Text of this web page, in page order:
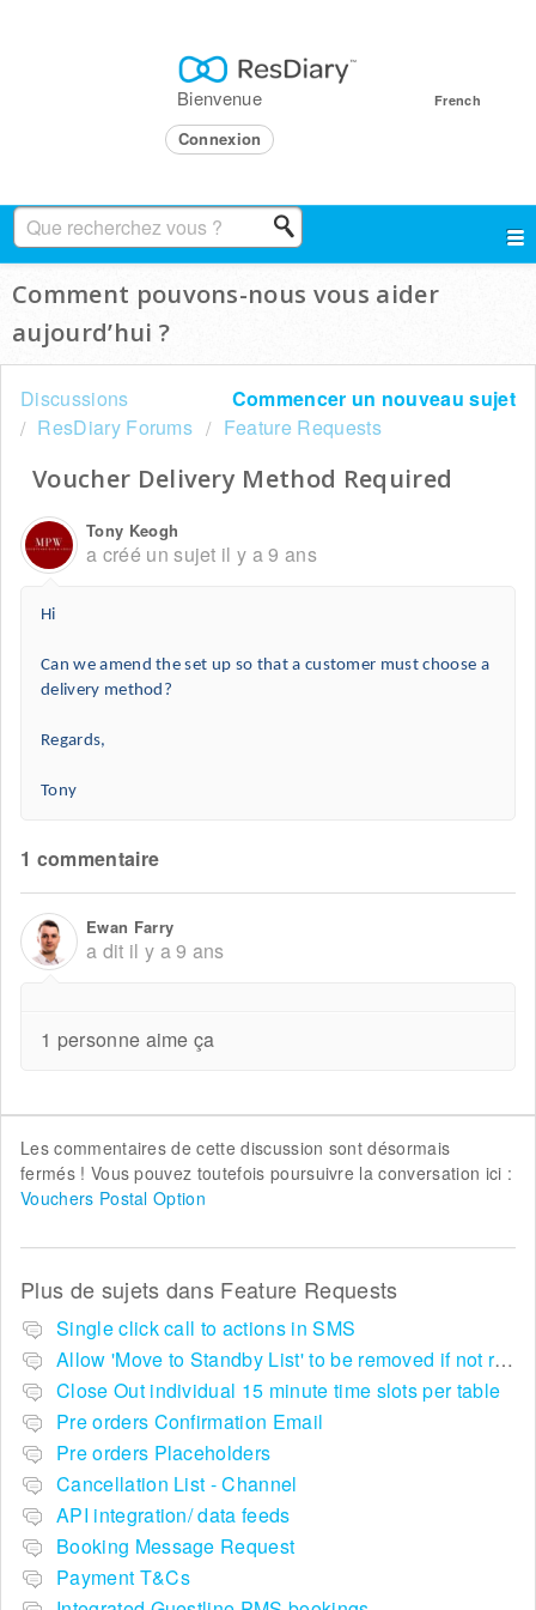
French
Bienvenue
Connexion
Comment pouvons-nous vous aider
aujourd’hui ?
Commencer un nouveau sujet
Discussions
ResDiary Forums
Feature Requests
Voucher Delivery Method Required
Tony Keogh
a créé un sujet il y a 9 ans
Hi
Can we amend the set up so that a customer must choose a
delivery method?
Regards,
Tony
1 commentaire
Ewan Farry
a dit il y a 9 ans
1 personne aime ça
Les commentaires de cette discussion sont désormais
fermés ! Vous pouvez toutefois poursuivre la conversation ici :
Vouchers Postal Option
Plus de sujets dans Feature Requests
Single click call to actions in SMS
Allow 'Move to Standby List' to be removed if not required in the pop up summary menu
Close Out individual 15 minute time slots per table
Pre orders Confirmation Email
Pre orders Placeholders
Cancellation List - Channel
API integration/ data feeds
Booking Message Request
Payment T&Cs